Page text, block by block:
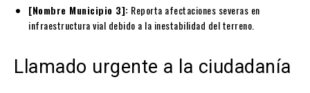
[Nombre Municipio 3]: Reporta afectaciones severas en
infraestructura vial debido a la inestabilidad del terreno.
Llamado urgente a la ciudadanía